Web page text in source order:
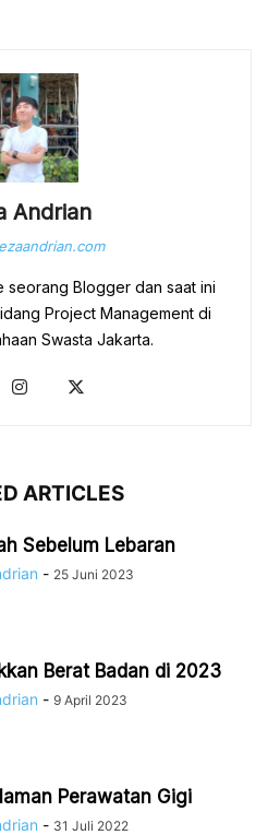
Andrian
seorang Blogger dan saat ini
Project Management di
Swasta Jakarta.
ARTICLES
Sebelum Lebaran
- 25 Juni 2023
Berat Badan di 2023
- 9 April 2023
Perawatan Gigi
- 31 Juli 2022